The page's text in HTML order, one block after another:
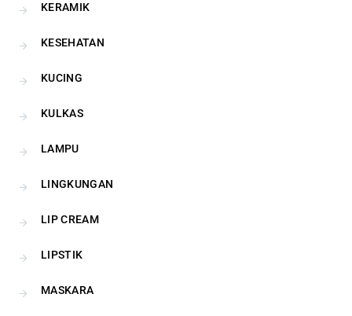
KERAMIK
KESEHATAN
KUCING
KULKAS
LAMPU
LINGKUNGAN
LIP CREAM
LIPSTIK
MASKARA